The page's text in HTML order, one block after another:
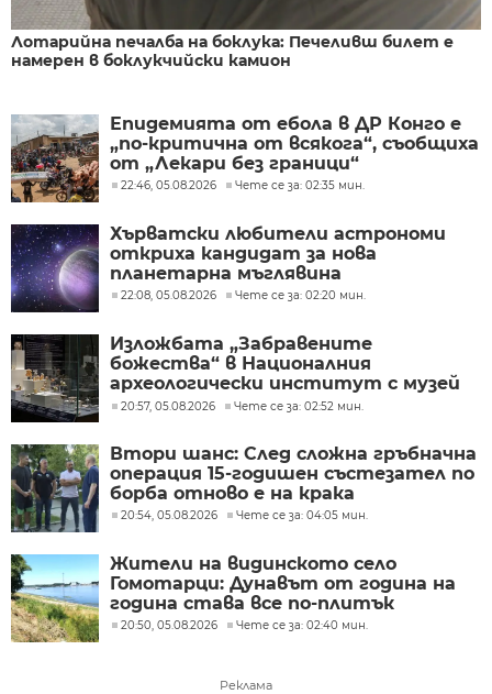
Лотарийна печалба на боклука: Печеливш билет е
намерен в боклукчийски камион
Епидемията от ебола в ДР Конго е
„по-критична от всякога“, съобщиха
от „Лекари без граници“
22:46, 05.08.2026 Чете се за: 02:35 мин.
Хърватски любители астрономи
откриха кандидат за нова
планетарна мъглявина
22:08, 05.08.2026 Чете се за: 02:20 мин.
Изложбата „Забравените
божества“ в Националния
археологически институт с музей
при БАН
20:57, 05.08.2026 Чете се за: 02:52 мин.
Втори шанс: След сложна гръбначна
операция 15-годишен състезател по
борба отново е на крака
20:54, 05.08.2026 Чете се за: 04:05 мин.
Жители на видинското село
Гомотарци: Дунавът от година на
година става все по-плитък
20:50, 05.08.2026 Чете се за: 02:40 мин.
Реклама